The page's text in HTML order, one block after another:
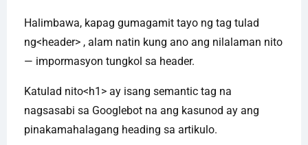
Halimbawa, kapag gumagamit tayo ng tag tulad
ng<header> , alam natin kung ano ang nilalaman nito
— impormasyon tungkol sa header.
Katulad nito<h1> ay isang semantic tag na
nagsasabi sa Googlebot na ang kasunod ay ang
pinakamahalagang heading sa artikulo.